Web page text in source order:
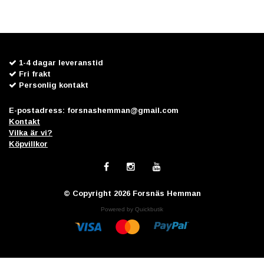
1-4 dagar leveranstid
Fri frakt
Personlig kontakt
E-postadress: forsnashemman@gmail.com
Kontakt
Vilka är vi?
Köpvillkor
© Copyright 2026 Forsnäs Hemman
Powered by Quickbutik